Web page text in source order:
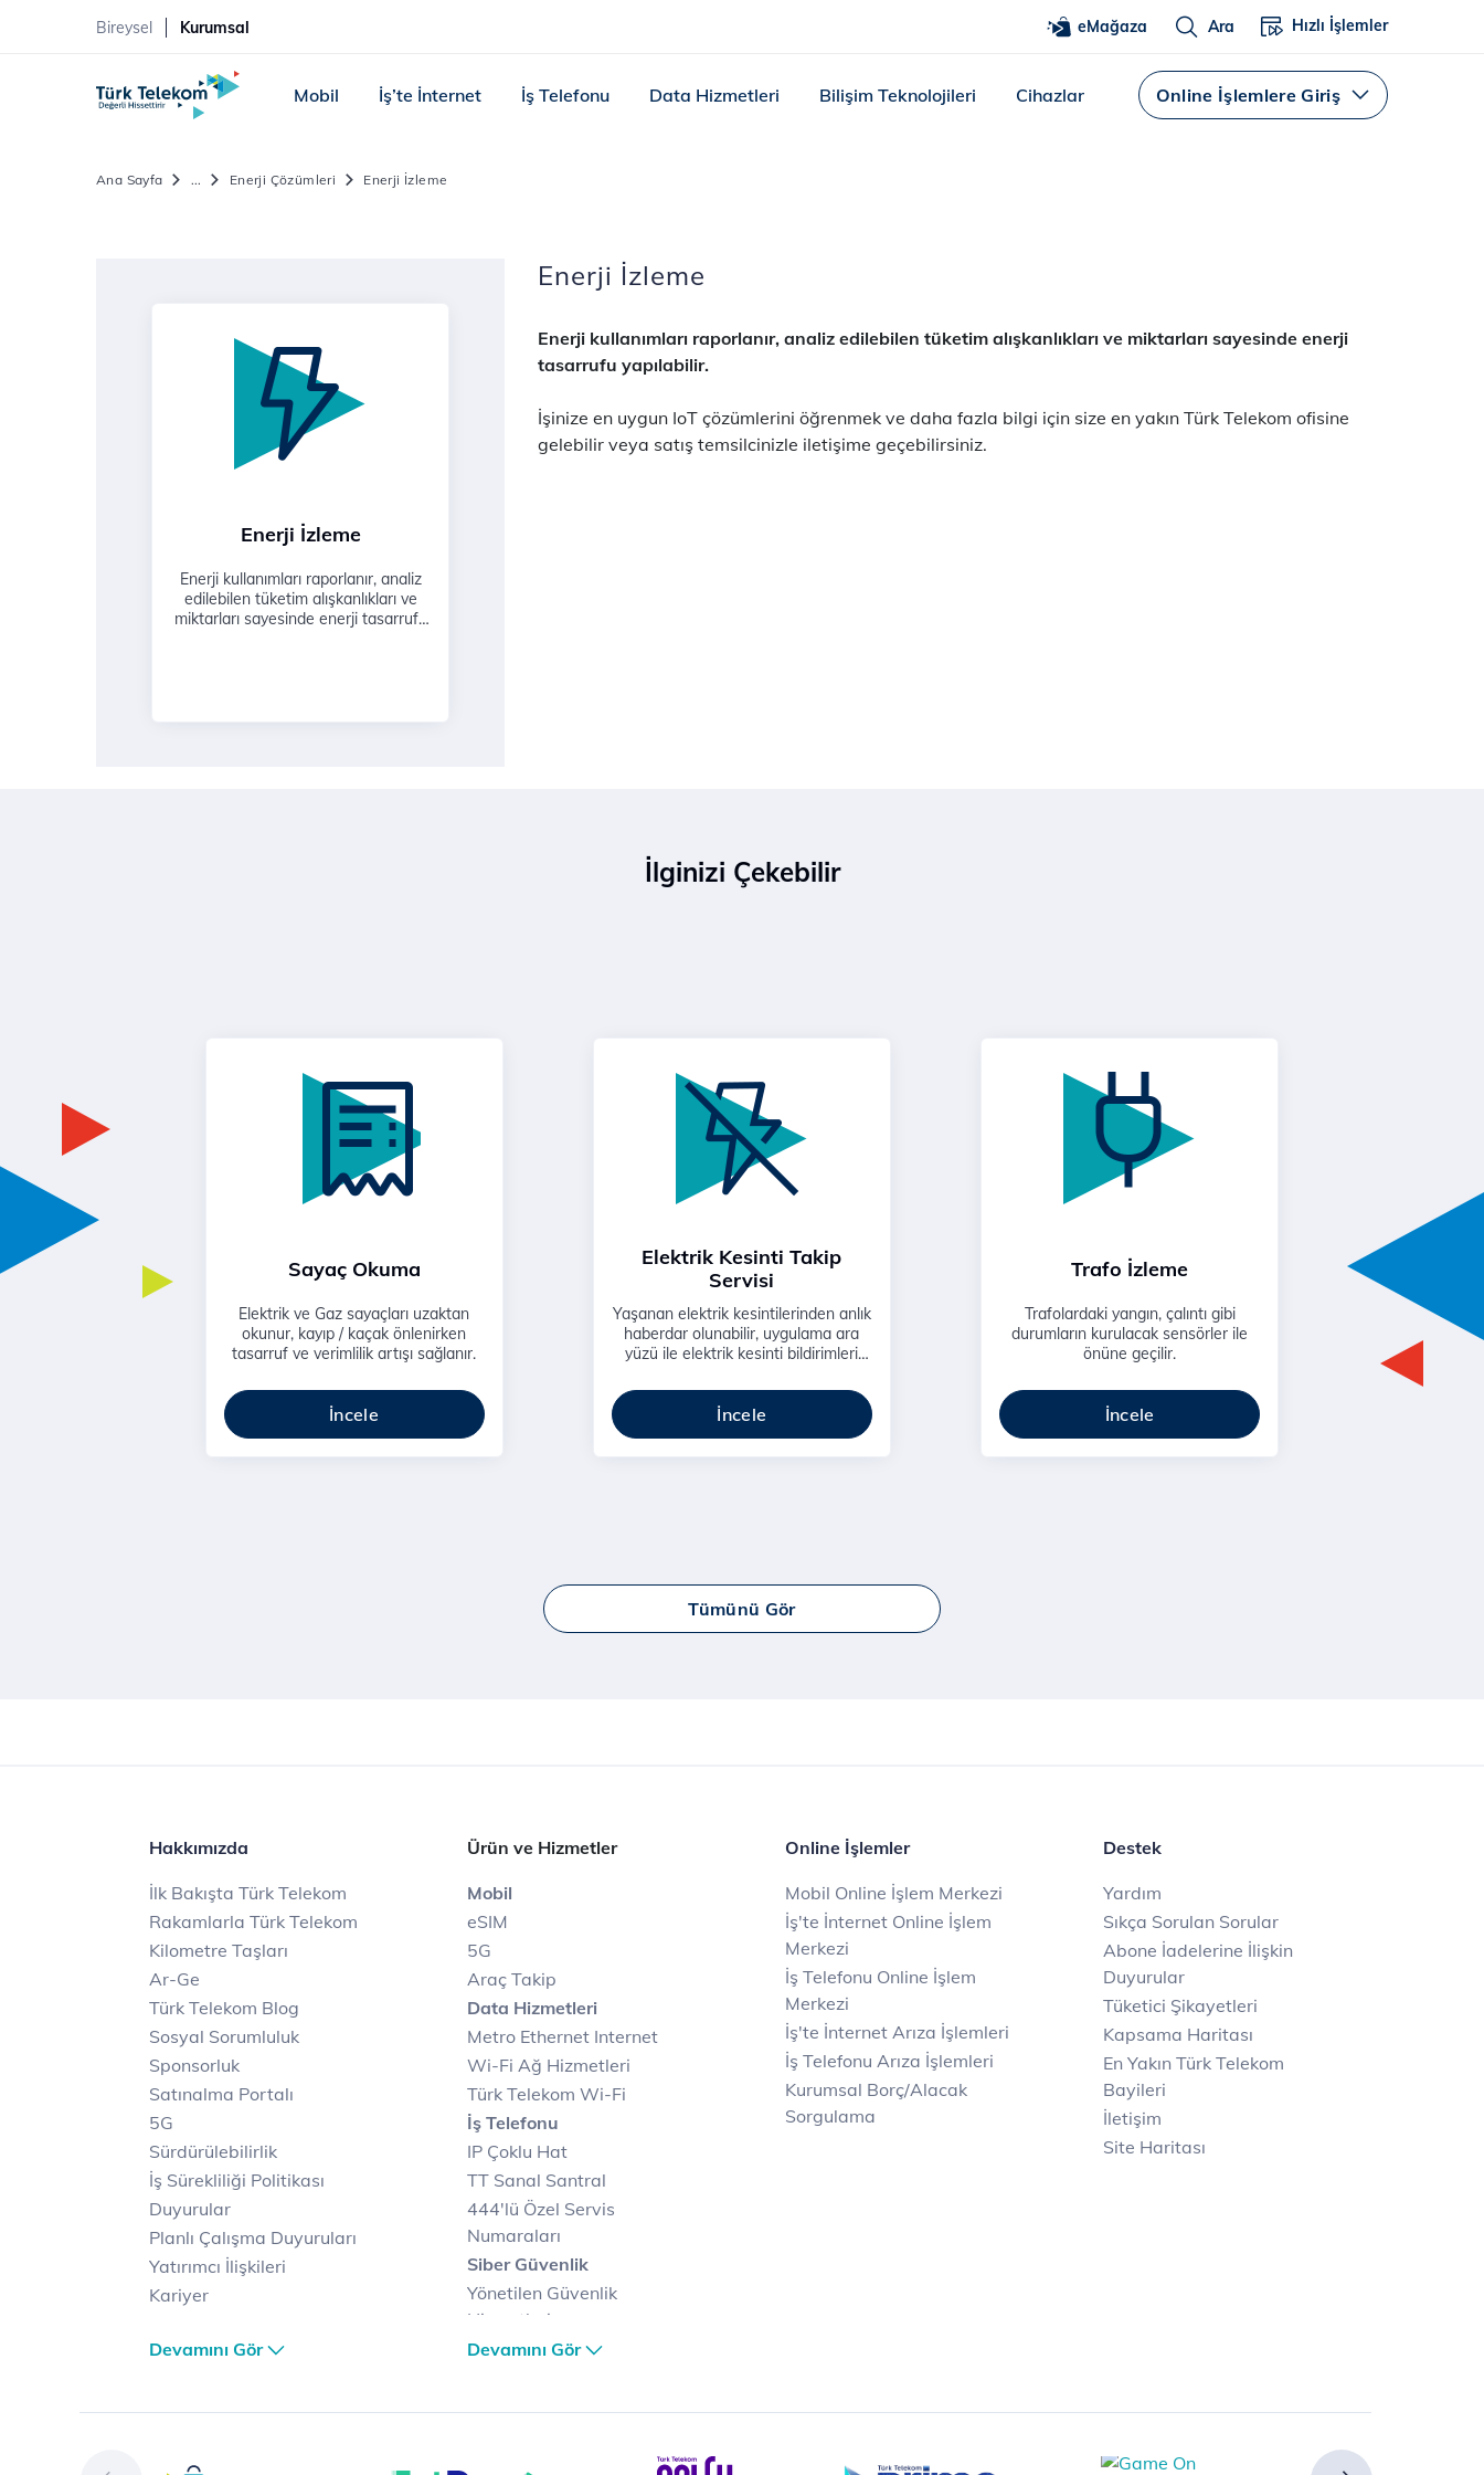
Bireysel Kurumsal eMağaza Ara Hızlı İşlemler
Mobil İş’te İnternet İş Telefonu Data Hizmetleri Bilişim Teknolojileri Cihazlar Online İşlemlere Giriş
Ana Sayfa ... Enerji Çözümleri Enerji İzleme
Enerji İzleme
Enerji kullanımları raporlanır, analiz
edilebilen tüketim alışkanlıkları ve
miktarları sayesinde enerji tasarrufu
Enerji İzleme
Enerji kullanımları raporlanır, analiz edilebilen tüketim alışkanlıkları ve miktarları sayesinde enerji
tasarrufu yapılabilir.
İşinize en uygun IoT çözümlerini öğrenmek ve daha fazla bilgi için size en yakın Türk Telekom ofisine
gelebilir veya satış temsilcinizle iletişime geçebilirsiniz.
İlginizi Çekebilir
Sayaç Okuma
Elektrik ve Gaz sayaçları uzaktan
okunur, kayıp / kaçak önlenirken
tasarruf ve verimlilik artışı sağlanır.
İncele
Elektrik Kesinti Takip
Servisi
Yaşanan elektrik kesintilerinden anlık
haberdar olunabilir, uygulama ara
yüzü ile elektrik kesinti bildirimleri
İncele
Trafo İzleme
Trafolardaki yangın, çalıntı gibi
durumların kurulacak sensörler ile
önüne geçilir.
İncele
Tümünü Gör
Hakkımızda
İlk Bakışta Türk Telekom
Rakamlarla Türk Telekom
Kilometre Taşları
Ar-Ge
Türk Telekom Blog
Sosyal Sorumluluk
Sponsorluk
Satınalma Portalı
5G
Sürdürülebilirlik
İş Sürekliliği Politikası
Duyurular
Planlı Çalışma Duyuruları
Yatırımcı İlişkileri
Kariyer
Dağıtım
Hizmet Kalitesi Raporları
Vizyon & Değerlerimiz
Devamını Gör
Ürün ve Hizmetler
Mobil
eSIM
5G
Araç Takip
Data Hizmetleri
Metro Ethernet Internet
Wi-Fi Ağ Hizmetleri
Türk Telekom Wi-Fi
İş Telefonu
IP Çoklu Hat
TT Sanal Santral
444'lü Özel Servis
Numaraları
Siber Güvenlik
Yönetilen Güvenlik
Hizmetleri
Siber Güvenlik Merkezi
Devamını Gör
Online İşlemler
Mobil Online İşlem Merkezi
İş'te İnternet Online İşlem
Merkezi
İş Telefonu Online İşlem
Merkezi
İş'te İnternet Arıza İşlemleri
İş Telefonu Arıza İşlemleri
Kurumsal Borç/Alacak
Sorgulama
Destek
Yardım
Sıkça Sorulan Sorular
Abone İadelerine İlişkin
Duyurular
Tüketici Şikayetleri
Kapsama Haritası
En Yakın Türk Telekom
Bayileri
İletişim
Site Haritası